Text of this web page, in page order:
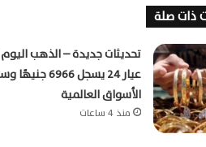
ذات صلة
تحديثات جديدة – الذهب
عيار 24 يسجل 6966
الأسواق العالمية
منذ 4 ساعات